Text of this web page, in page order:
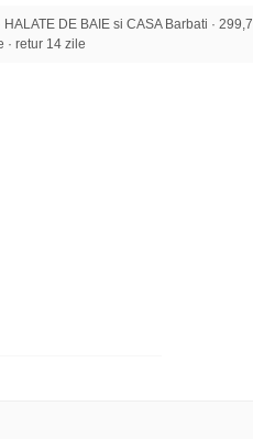
HALATE DE BAIE si CASA Barbati ·
· retur 14 zile